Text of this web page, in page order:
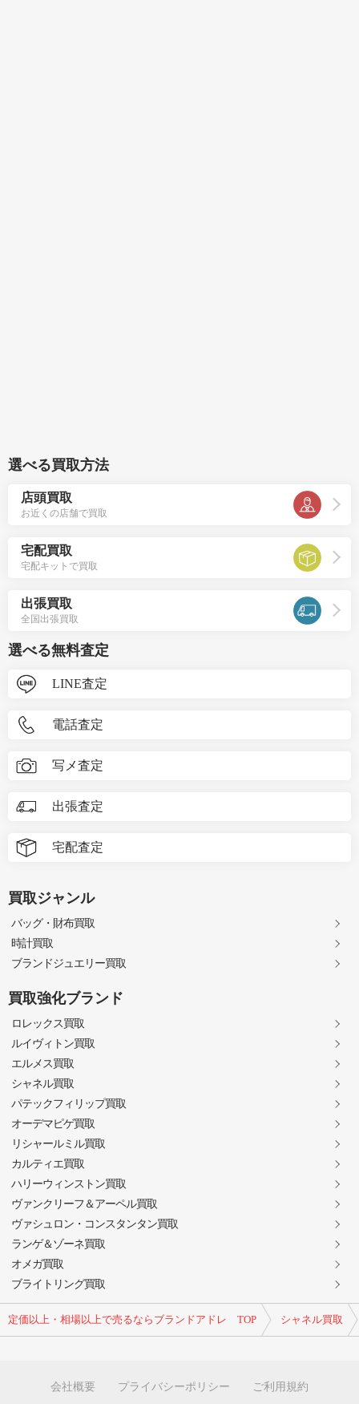
定価以上・相場以上で売るならブランドアドレ TOP シャネル買取
選べる買取方法
店頭買取
お近くの店舗で買取
宅配買取
宅配キットで買取
出張買取
全国出張買取
選べる無料査定
LINE査定
電話査定
写メ査定
出張査定
宅配査定
買取ジャンル
バッグ・財布買取
時計買取
ブランドジュエリー買取
買取強化ブランド
ロレックス買取
ルイヴィトン買取
エルメス買取
シャネル買取
パテックフィリップ買取
オーデマピゲ買取
リシャールミル買取
カルティエ買取
ハリーウィンストン買取
ヴァンクリーフ＆アーペル買取
ヴァシュロン・コンスタンタン買取
ランゲ＆ゾーネ買取
オメガ買取
ブライトリング買取
会社概要 プライバシーポリシー ご利用規約